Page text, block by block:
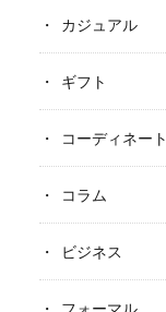
カジュアル
ギフト
コーディネート
コラム
ビジネス
フォーマル